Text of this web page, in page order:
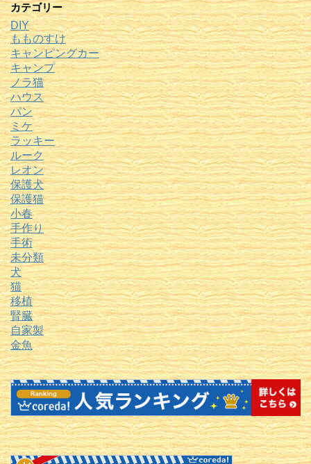
カテゴリー
DIY
もものすけ
キャンピングカー
キャンプ
ノラ猫
ハウス
パン
ミケ
ラッキー
ルーク
レオン
保護犬
保護猫
小春
手作り
手術
未分類
犬
猫
移植
腎臓
自家製
金魚